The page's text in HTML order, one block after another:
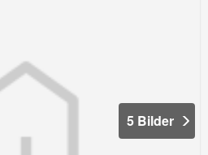
5 Bilder